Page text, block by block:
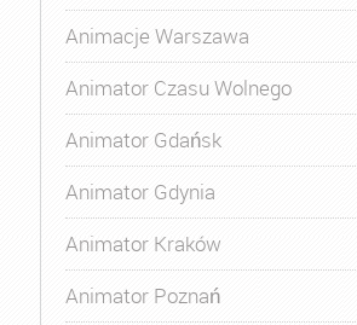
Animacje Warszawa
Animator Czasu Wolnego
Animator Gdańsk
Animator Gdynia
Animator Kraków
Animator Poznań